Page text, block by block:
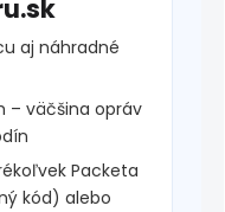
aj náhradné
– väčšina opráv
Packeta
kód) alebo